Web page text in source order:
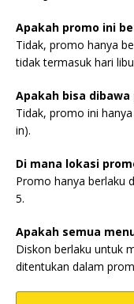
Apakah promo ini
Tidak, promo hanya
tidak termasuk hari
Apakah bisa dibawa
Tidak, promo ini
in).
Di mana lokasi
Promo hanya berlaku
5.
Apakah semua
Diskon berlaku untuk
ditentukan dalam